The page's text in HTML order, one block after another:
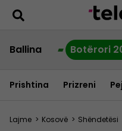
Ballina Botërori
Prishtina Prizreni
Lajme > Kosovë > Shëndetësi